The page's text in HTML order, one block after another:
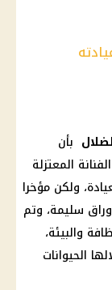
بأن
المعتزلة
ولكن مؤخرا
سليمة، وتم
والبيئة،
الحيوانات